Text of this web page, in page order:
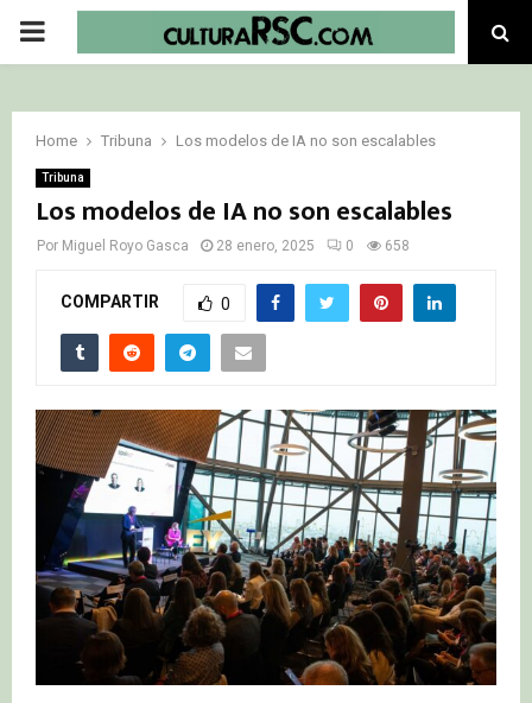
PRIMARY
Home Tribuna Los modelos de IA no son escalables
Tribuna
Los modelos de IA no son escalables
Por Miguel Royo Gasca 28 enero, 2025 0 658
COMPARTIR 0